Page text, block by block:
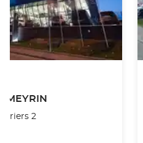
MEYRIN
2